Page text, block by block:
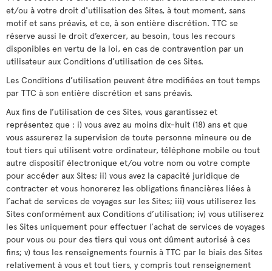
et/ou à votre droit d'utilisation des Sites, à tout moment, sans
motif et sans préavis, et ce, à son entière discrétion. TTC se
réserve aussi le droit d’exercer, au besoin, tous les recours
disponibles en vertu de la loi, en cas de contravention par un
utilisateur aux Conditions d’utilisation de ces Sites.
Les Conditions d’utilisation peuvent être modifiées en tout temps
par TTC à son entière discrétion et sans préavis.
Aux fins de l’utilisation de ces Sites, vous garantissez et
représentez que : i) vous avez au moins dix-huit (18) ans et que
vous assurerez la supervision de toute personne mineure ou de
tout tiers qui utilisent votre ordinateur, téléphone mobile ou tout
autre dispositif électronique et/ou votre nom ou votre compte
pour accéder aux Sites; ii) vous avez la capacité juridique de
contracter et vous honorerez les obligations financières liées à
l’achat de services de voyages sur les Sites; iii) vous utiliserez les
Sites conformément aux Conditions d’utilisation; iv) vous utiliserez
les Sites uniquement pour effectuer l’achat de services de voyages
pour vous ou pour des tiers qui vous ont dûment autorisé à ces
fins; v) tous les renseignements fournis à TTC par le biais des Sites
relativement à vous et tout tiers, y compris tout renseignement